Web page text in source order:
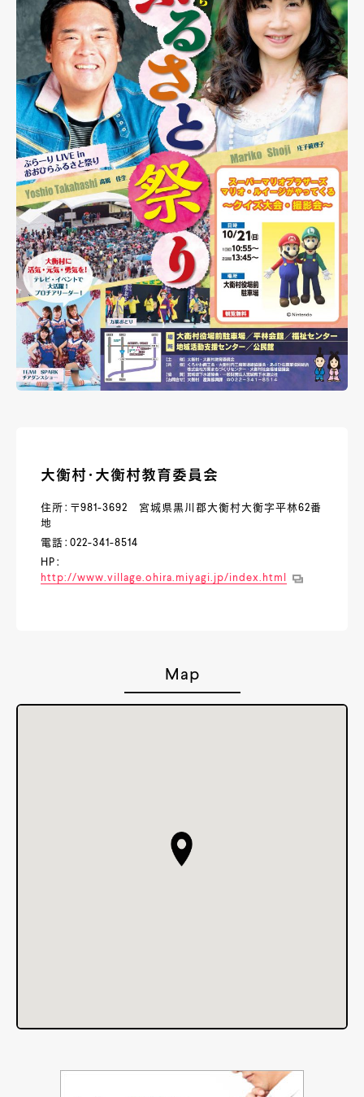
大衡村・大衡村教育委員会
住所：〒981-3692 宮城県黒川郡大衡村大衡字平林62番
地
電話：022-341-8514
HP：
http://www.village.ohira.miyagi.jp/index.html
Map